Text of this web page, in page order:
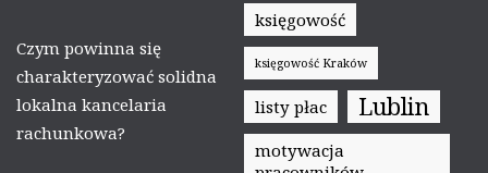
Czym powinna się
charakteryzować solidna
lokalna kancelaria
rachunkowa?
księgowość
księgowość Kraków
listy płac Lublin
motywacja